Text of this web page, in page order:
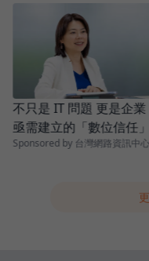
不只是 IT 問題 更是企業
亟需建立的「數位信任」
Sponsored by 台灣網路資訊中心